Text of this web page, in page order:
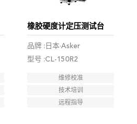
橡胶硬度计定压测试台
品牌 :日本·Asker
型号 :CL-150R2
维修校准
技术培训
远程指导